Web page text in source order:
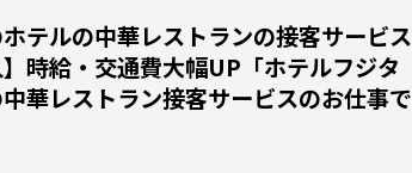
ホテルの中華レストランの接客サービス
時給・交通費大幅UP「ホテルフジタ
華レストラン接客サービスのお仕事で